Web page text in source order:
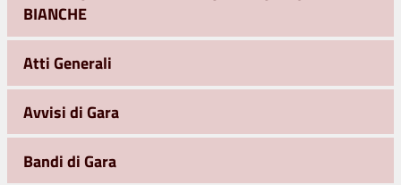
BIANCHE
Atti Generali
Avvisi di Gara
Bandi di Gara